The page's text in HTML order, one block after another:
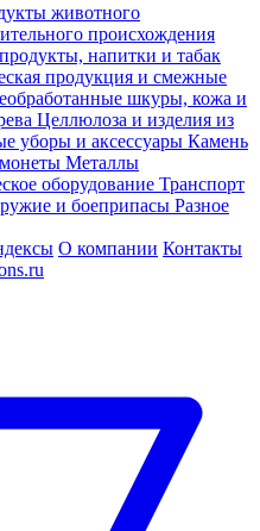
животного
происхождения
напитки и табак
продукция и смежные
шкуры, кожа и
Целлюлоза и изделия из
уборы и аксессуары Камень
Металлы
оборудование Транспорт
и боеприпасы Разное
О компании Контакты